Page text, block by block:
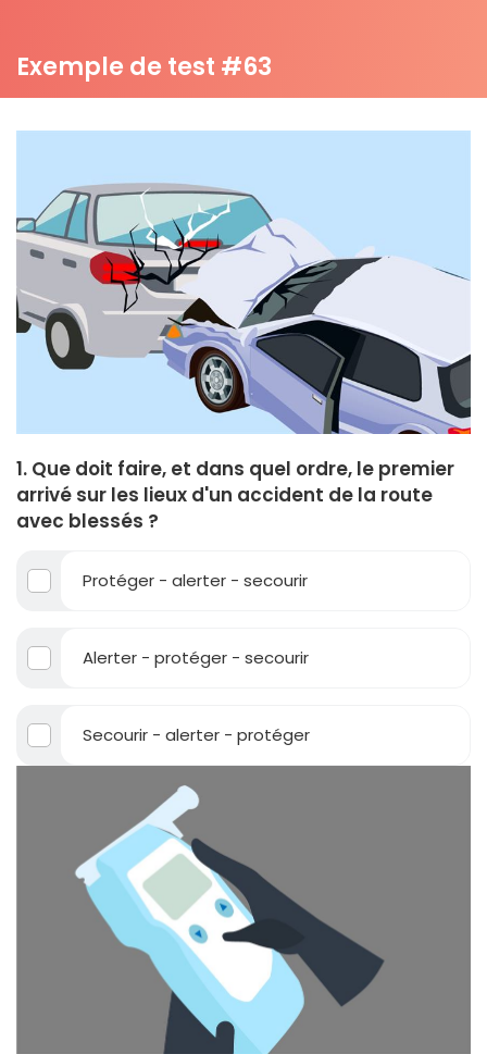
Exemple de test #63
1. Que doit faire, et dans quel ordre, le premier
arrivé sur les lieux d'un accident de la route
avec blessés ?
Protéger - alerter - secourir
Alerter - protéger - secourir
Secourir - alerter - protéger